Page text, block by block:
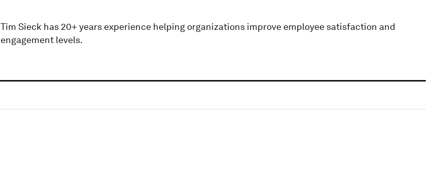
Tim Sieck has 20+ years experience helping organizations improve employee satisfaction and
engagement levels.